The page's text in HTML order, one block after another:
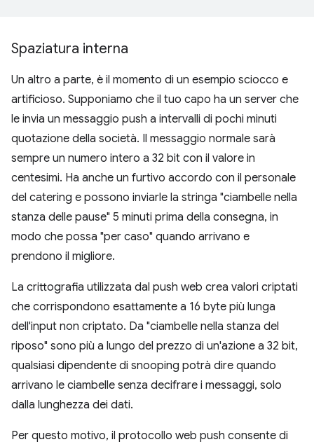
Spaziatura interna
Un altro a parte, è il momento di un esempio sciocco e
artificioso. Supponiamo che il tuo capo ha un server che
le invia un messaggio push a intervalli di pochi minuti
quotazione della società. Il messaggio normale sarà
sempre un numero intero a 32 bit con il valore in
centesimi. Ha anche un furtivo accordo con il personale
del catering e possono inviarle la stringa "ciambelle nella
stanza delle pause" 5 minuti prima della consegna, in
modo che possa "per caso" quando arrivano e
prendono il migliore.
La crittografia utilizzata dal push web crea valori criptati
che corrispondono esattamente a 16 byte più lunga
dell'input non criptato. Da "ciambelle nella stanza del
riposo" sono più a lungo del prezzo di un'azione a 32 bit,
qualsiasi dipendente di snooping potrà dire quando
arrivano le ciambelle senza decifrare i messaggi, solo
dalla lunghezza dei dati.
Per questo motivo, il protocollo web push consente di